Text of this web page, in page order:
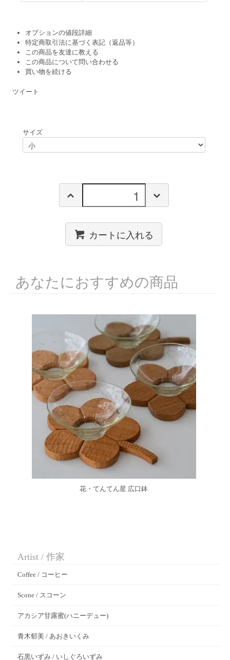
オプションの値段詳細
特定商取引法に基づく表記（返品等）
この商品を友達に教える
この商品について問い合わせる
買い物を続ける
ツイート
サイズ
カートに入れる
あなたにおすすめの商品
花・てんてん星 広口鉢
Artist / 作家
Coffee / コーヒー
Scone / スコーン
アカシア甘露蜜(ハニーデュー)
青木郁美 / あおきいくみ
石黒いずみ / いしぐろいずみ